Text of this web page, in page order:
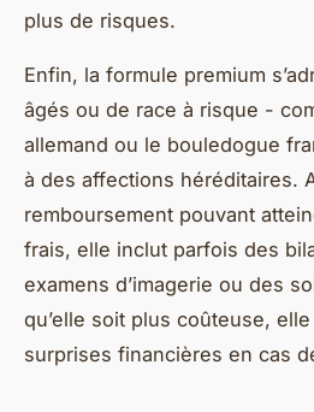
plus de risques.
Enfin, la formule premium
âgés ou de race à risque -
allemand ou le bouledogue
à des affections héréditaires.
remboursement pouvant
frais, elle inclut parfois des
examens d’imagerie ou des
qu’elle soit plus coûteuse,
surprises financières en cas